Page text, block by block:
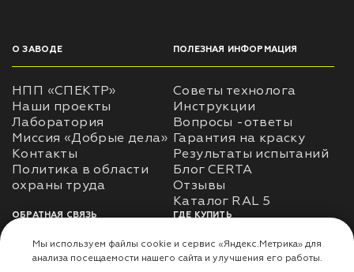
О ЗАВОДЕ
НПП «СПЕКТР»
Наши проекты
Лаборатория
Миссия «Добрые дела»
Контакты
Политика в области
ПОЛЕЗНАЯ ИНФОРМАЦИЯ
Советы технолога
Инструкции
Вопросы -ответы
Гарантия на краску
Результаты испытаний
Блог CERTA
Отзывы
Каталог RAL 5
ОБРАТНАЯ СВЯЗЬ
Использование
ГДЕ КУПИТЬ
Доставка